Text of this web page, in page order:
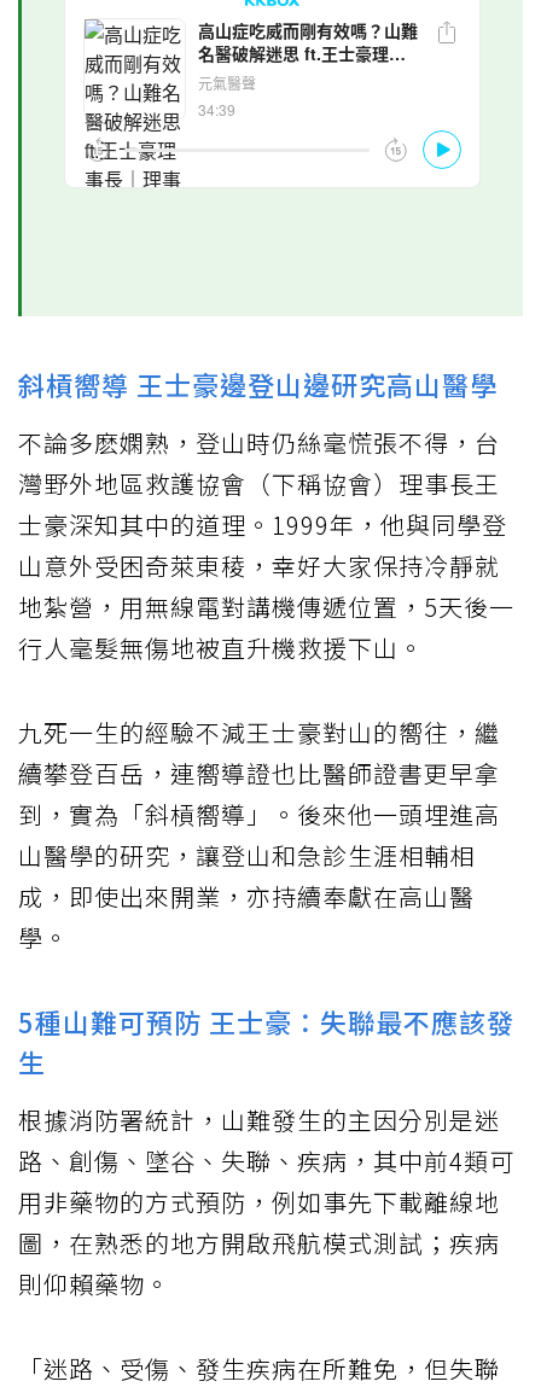
斜槓嚮導 王士豪邊登山邊研究高山醫學
不論多麽嫻熟，登山時仍絲毫慌張不得，台
灣野外地區救護協會（下稱協會）理事長王
士豪深知其中的道理。1999年，他與同學登
山意外受困奇萊東稜，幸好大家保持冷靜就
地紮營，用無線電對講機傳遞位置，5天後一
行人毫髮無傷地被直升機救援下山。
九死一生的經驗不減王士豪對山的嚮往，繼
續攀登百岳，連嚮導證也比醫師證書更早拿
到，實為「斜槓嚮導」。後來他一頭埋進高
山醫學的研究，讓登山和急診生涯相輔相
成，即使出來開業，亦持續奉獻在高山醫
學。
5種山難可預防 王士豪：失聯最不應該發
生
根據消防署統計，山難發生的主因分別是迷
路、創傷、墜谷、失聯、疾病，其中前4類可
用非藥物的方式預防，例如事先下載離線地
圖，在熟悉的地方開啟飛航模式測試；疾病
則仰賴藥物。
「迷路、受傷、發生疾病在所難免，但失聯